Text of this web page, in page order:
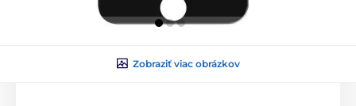
Zobraziť viac obrázkov